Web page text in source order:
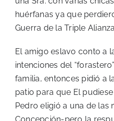
huérfanas ya que
Guerra de la Triple
El amigo eslavo conto a
intenciones del
familia, entonces pidió a
patio para que El
Pedro eligió a una de las